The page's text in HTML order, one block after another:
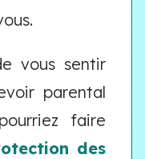
vous sentir
parental
faire
des